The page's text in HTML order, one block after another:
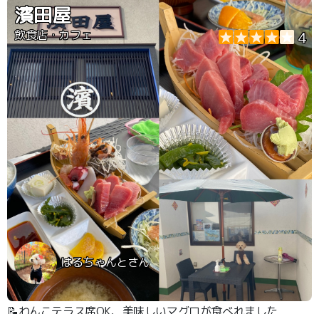
濱田屋
飲食店・カフェ 4
はるちゃんとさん
📝わんこテラス席OK、美味しいマグロが食べれました